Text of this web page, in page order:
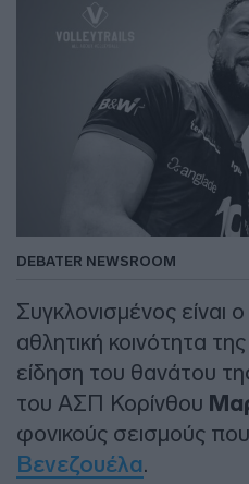
DEBATER NEWSROOM
Συγκλονισμένος είναι
αθλητική κοινότητα
είδηση του θανάτου
του ΑΣΠ Κορίνθου
φονικούς σεισμούς
Βενεζουέλα.